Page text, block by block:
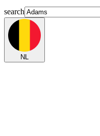
search
NL